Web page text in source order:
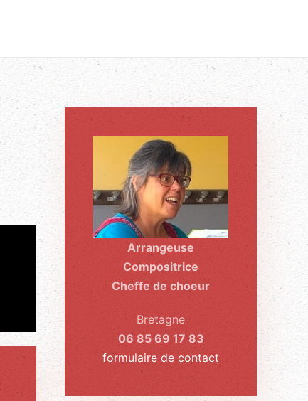
Arrangeuse
Compositrice
Cheffe de choeur
Bretagne
06 85 69 17 83
formulaire de contact